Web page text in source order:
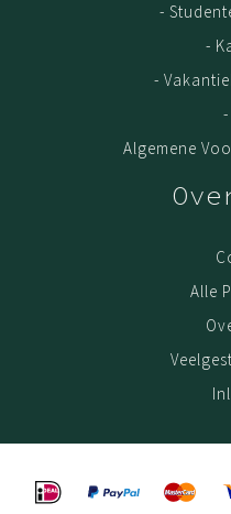
-
-
-
Algemene
Alle